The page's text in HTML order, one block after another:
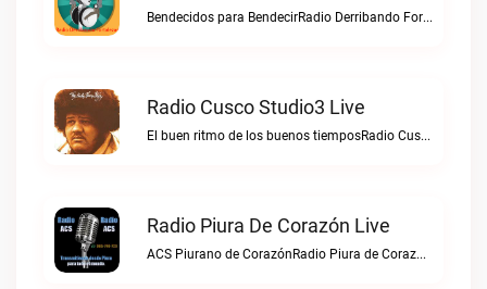
Bendecidos para BendecirRadio Derribando Fortalezas con Cristo live
Radio Cusco Studio3 Live
El buen ritmo de los buenos tiemposRadio Cusco Studio3 live
Radio Piura De Corazón Live
ACS Piurano de CorazónRadio Piura de Corazón live